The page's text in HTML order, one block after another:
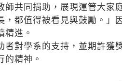
師共同捐助，展現運管大家
，都值得被看見與鼓勵。」
精進。
對學系的支持，並期許獲
的精神。